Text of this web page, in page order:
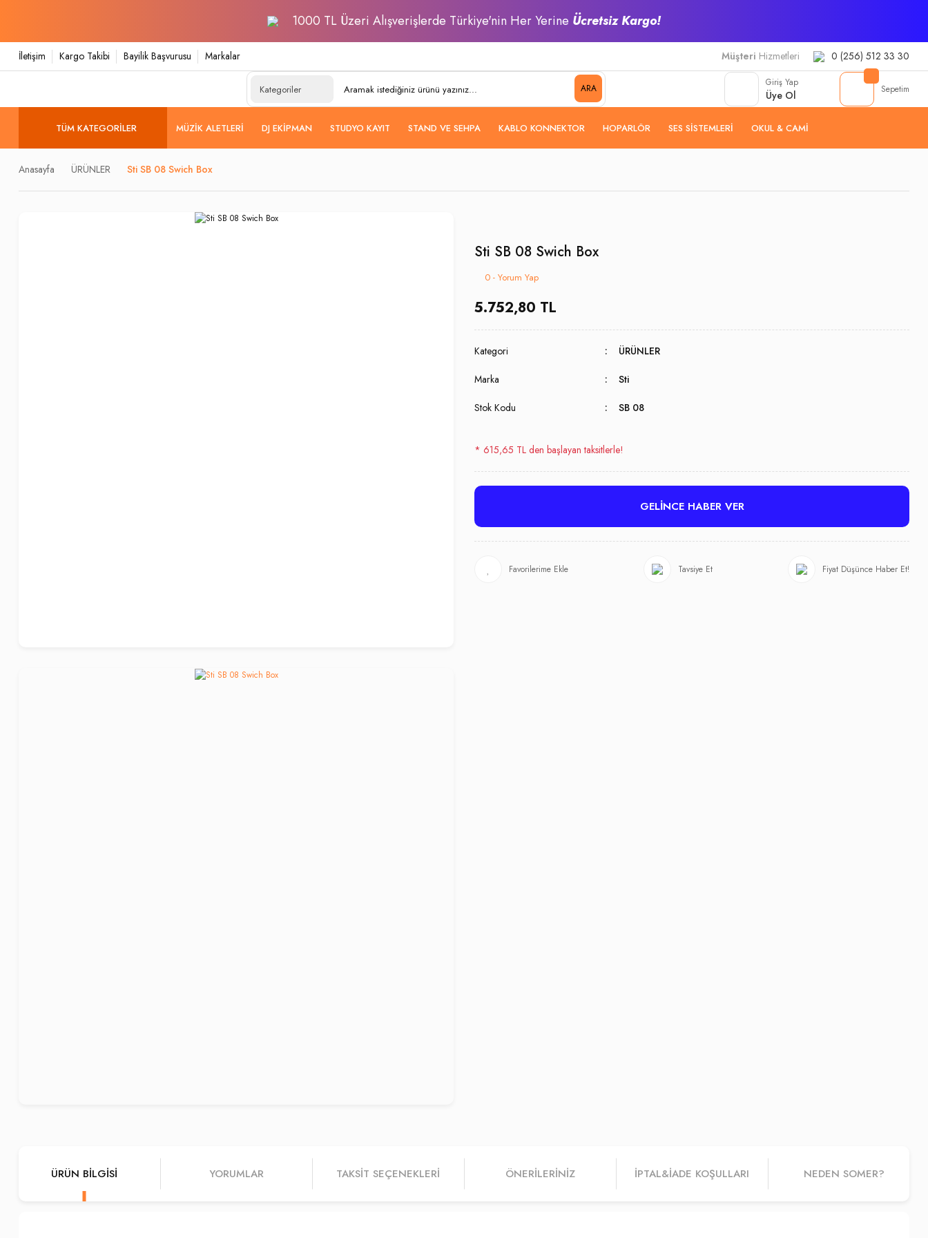
1000 TL Üzeri Alışverişlerde Türkiye'nin Her Yerine Ücretsiz Kargo!
İletişim Kargo Takibi Bayilik Başvurusu Markalar Müşteri Hizmetleri 0 (256) 512 33 30
ARA
Giriş Yap
Üye Ol Sepetim
TÜM KATEGORILER MÜZIK ALETLERI DJ EKIPMAN STUDYO KAYIT STAND VE SEHPA KABLO KONNEKTOR HOPARLÖR SES SISTEMLERI OKUL & CAMI
Anasayfa ÜRÜNLER Sti SB 08 Swich Box
Sti SB 08 Swich Box
0 - Yorum Yap
5.752,80 TL
Kategori ÜRÜNLER
Marka Sti
Stok Kodu SB 08
* 615,65 TL den başlayan taksitlerle!
GELİNCE HABER VER
Tavsiye Et Fiyat Düşünce Haber Et!
ÜRÜN BILGISI YORUMLAR TAKSIT SEÇENEKLERI ÖNERILERINIZ İPTAL&IADE KOŞULLARI NEDEN SOMER?